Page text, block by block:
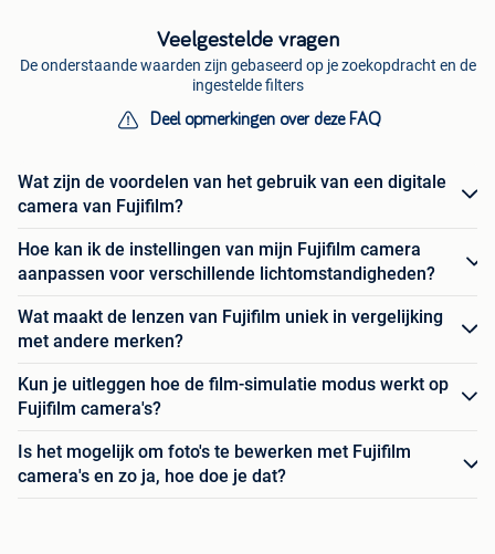
Veelgestelde vragen
De onderstaande waarden zijn gebaseerd op je zoekopdracht en de
ingestelde filters
Deel opmerkingen over deze FAQ
Wat zijn de voordelen van het gebruik van een digitale
camera van Fujifilm?
Hoe kan ik de instellingen van mijn Fujifilm camera
aanpassen voor verschillende lichtomstandigheden?
Wat maakt de lenzen van Fujifilm uniek in vergelijking
met andere merken?
Kun je uitleggen hoe de film-simulatie modus werkt op
Fujifilm camera's?
Is het mogelijk om foto's te bewerken met Fujifilm
camera's en zo ja, hoe doe je dat?